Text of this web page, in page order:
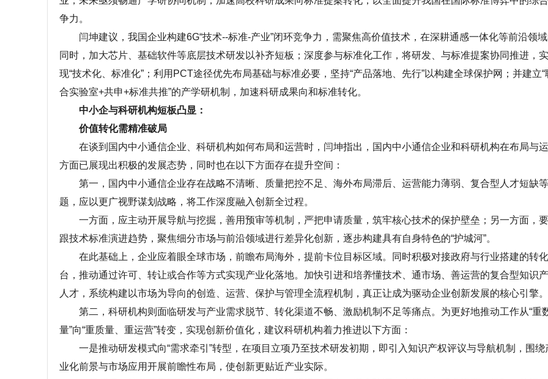
争力。
闫坤建议，我国企业构建6G“技术--标准-产业”闭环竞争力，需聚焦高价值技术，在深耕通感一体化等前沿领
同时，加大芯片、基础软件等底层技术研发以补齐短板；深度参与标准化工作，将研发、与标准提案协同推进，实
现“技术化、标准化”；利用PCT途径优先布局基础与标准必要，坚持“产品落地、先行”以构建全球保护网；并建立“
合实验室+共申+标准共推”的产学研机制，加速科研成果向和标准转化。
中小企与科研机构短板凸显：
价值转化需精准破局
在谈到国内中小通信企业、科研机构如何布局和运营时，闫坤指出，国内中小通信企业和科研机构在布局与
方面已展现出积极的发展态势，同时也在以下方面存在提升空间：
第一，国内中小通信企业存在战略不清晰、质量把控不足、海外布局滞后、运营能力薄弱、复合型人才短缺
题，应以更广视野谋划战略，将工作深度融入创新全过程。
一方面，应主动开展导航与挖掘，善用预审等机制，严把申请质量，筑牢核心技术的保护壁垒；另一方面，
跟技术标准演进趋势，聚焦细分市场与前沿领域进行差异化创新，逐步构建具有自身特色的“护城河”。
在此基础上，企业应着眼全球市场，前瞻布局海外，提前卡位目标区域。同时积极对接政府与行业搭建的转
台，推动通过许可、转让或合作等方式实现产业化落地。加快引进和培养懂技术、通市场、善运营的复合型知识
人才，系统构建以市场为导向的创造、运营、保护与管理全流程机制，真正让成为驱动企业创新发展的核心引擎。
第二，科研机构则面临研发与产业需求脱节、转化渠道不畅、激励机制不足等痛点。为更好地推动工作从“重
量”向“重质量、重运营”转变，实现创新价值化，建议科研机构着力推进以下方面：
一是推动研发模式向“需求牵引”转型，在项目立项乃至技术研发初期，即引入知识产权评议与导航机制，围绕
业化前景与市场应用开展前瞻性布局，使创新更贴近产业实际。